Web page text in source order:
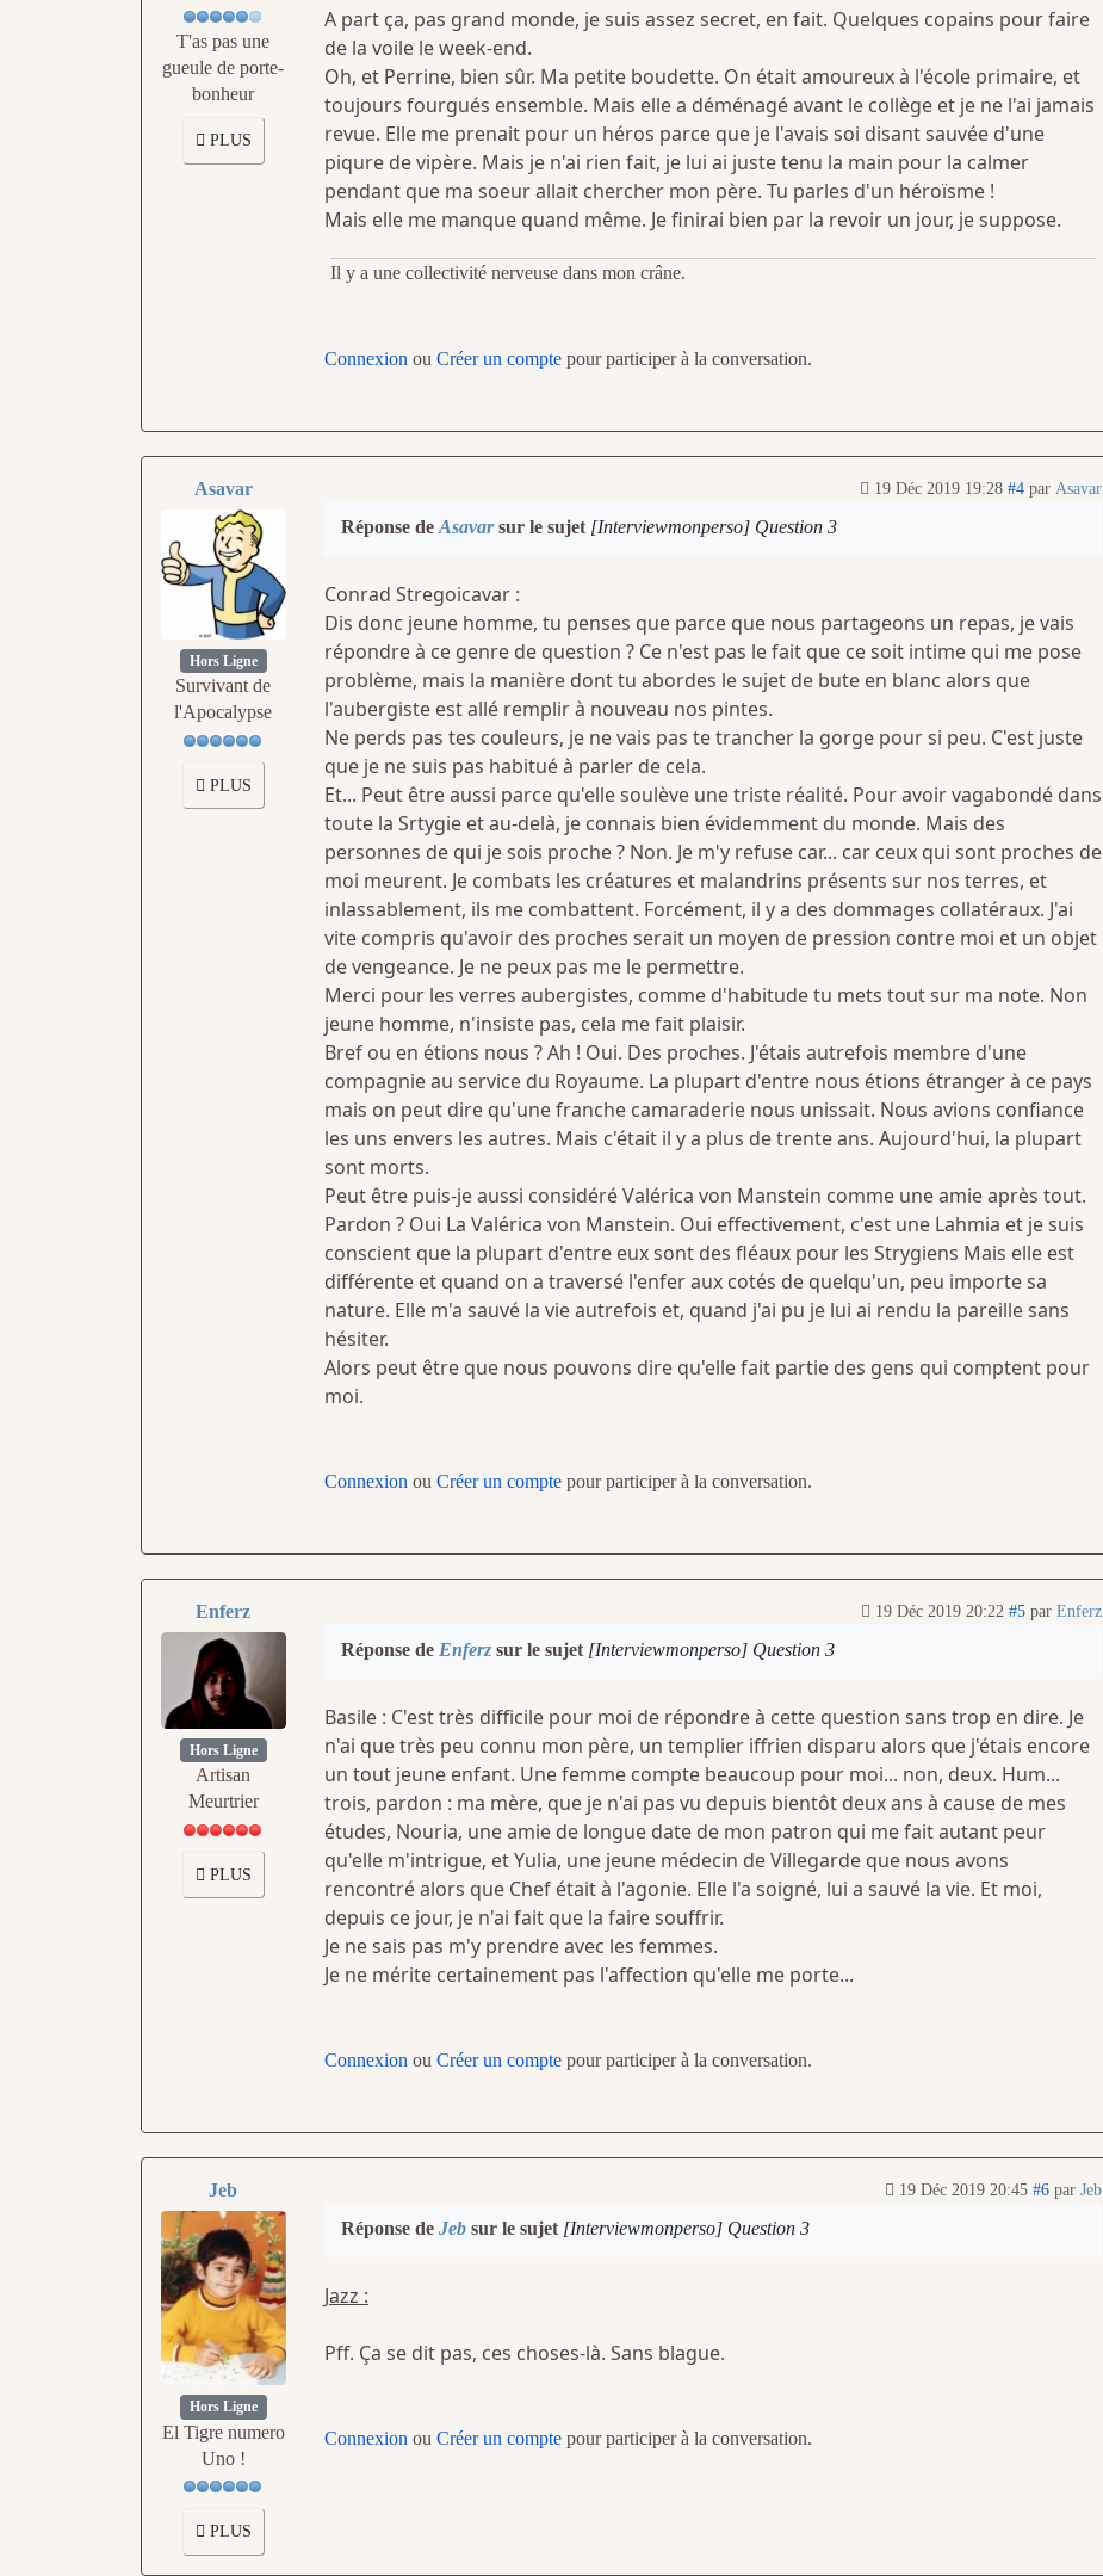
T'as pas une
gueule de porte-
bonheur
PLUS
A part ça, pas grand monde, je suis assez secret, en fait. Quelques copains pour faire
de la voile le week-end.
Oh, et Perrine, bien sûr. Ma petite boudette. On était amoureux à l'école primaire, et
toujours fourgués ensemble. Mais elle a déménagé avant le collège et je ne l'ai jamais
revue. Elle me prenait pour un héros parce que je l'avais soi disant sauvée d'une
piqure de vipère. Mais je n'ai rien fait, je lui ai juste tenu la main pour la calmer
pendant que ma soeur allait chercher mon père. Tu parles d'un héroïsme !
Mais elle me manque quand même. Je finirai bien par la revoir un jour, je suppose.
Il y a une collectivité nerveuse dans mon crâne.
Connexion ou Créer un comptepour participer à la conversation.
Asavar
Hors Ligne
Survivant de
l'Apocalypse
PLUS
19 Déc 2019 19:28 #4 par Asavar
Réponse de Asavarsur le sujet [Interviewmonperso] Question 3
Conrad Stregoicavar :
Dis donc jeune homme, tu penses que parce que nous partageons un repas, je vais
répondre à ce genre de question ? Ce n'est pas le fait que ce soit intime qui me pose
problème, mais la manière dont tu abordes le sujet de bute en blanc alors que
l'aubergiste est allé remplir à nouveau nos pintes.
Ne perds pas tes couleurs, je ne vais pas te trancher la gorge pour si peu. C'est juste
que je ne suis pas habitué à parler de cela.
Et... Peut être aussi parce qu'elle soulève une triste réalité. Pour avoir vagabondé dans
toute la Srtygie et au-delà, je connais bien évidemment du monde. Mais des
personnes de qui je sois proche ? Non. Je m'y refuse car... car ceux qui sont proches de
moi meurent. Je combats les créatures et malandrins présents sur nos terres, et
inlassablement, ils me combattent. Forcément, il y a des dommages collatéraux. J'ai
vite compris qu'avoir des proches serait un moyen de pression contre moi et un objet
de vengeance. Je ne peux pas me le permettre.
Merci pour les verres aubergistes, comme d'habitude tu mets tout sur ma note. Non
jeune homme, n'insiste pas, cela me fait plaisir.
Bref ou en étions nous ? Ah ! Oui. Des proches. J'étais autrefois membre d'une
compagnie au service du Royaume. La plupart d'entre nous étions étranger à ce pays
mais on peut dire qu'une franche camaraderie nous unissait. Nous avions confiance
les uns envers les autres. Mais c'était il y a plus de trente ans. Aujourd'hui, la plupart
sont morts.
Peut être puis-je aussi considéré Valérica von Manstein comme une amie après tout.
Pardon ? Oui La Valérica von Manstein. Oui effectivement, c'est une Lahmia et je suis
conscient que la plupart d'entre eux sont des fléaux pour les Strygiens Mais elle est
différente et quand on a traversé l'enfer aux cotés de quelqu'un, peu importe sa
nature. Elle m'a sauvé la vie autrefois et, quand j'ai pu je lui ai rendu la pareille sans
hésiter.
Alors peut être que nous pouvons dire qu'elle fait partie des gens qui comptent pour
moi.
Connexion ou Créer un comptepour participer à la conversation.
Enferz
Hors Ligne
Artisan
Meurtrier
PLUS
19 Déc 2019 20:22 #5 par Enferz
Réponse de Enferzsur le sujet [Interviewmonperso] Question 3
Basile : C'est très difficile pour moi de répondre à cette question sans trop en dire. Je
n'ai que très peu connu mon père, un templier iffrien disparu alors que j'étais encore
un tout jeune enfant. Une femme compte beaucoup pour moi... non, deux. Hum...
trois, pardon : ma mère, que je n'ai pas vu depuis bientôt deux ans à cause de mes
études, Nouria, une amie de longue date de mon patron qui me fait autant peur
qu'elle m'intrigue, et Yulia, une jeune médecin de Villegarde que nous avons
rencontré alors que Chef était à l'agonie. Elle l'a soigné, lui a sauvé la vie. Et moi,
depuis ce jour, je n'ai fait que la faire souffrir.
Je ne sais pas m'y prendre avec les femmes.
Je ne mérite certainement pas l'affection qu'elle me porte...
Connexion ou Créer un comptepour participer à la conversation.
Jeb
Hors Ligne
El Tigre numero
Uno !
PLUS
19 Déc 2019 20:45 #6 par Jeb
Réponse de Jebsur le sujet [Interviewmonperso] Question 3
Jazz :
Pff. Ça se dit pas, ces choses-là. Sans blague.
Connexion ou Créer un comptepour participer à la conversation.